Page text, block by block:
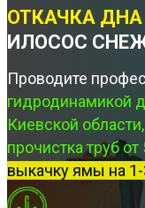
ОТКАЧКА
ИЛОСОС
Проводите
гидродинамикой
Киевской области,
прочистка труб
выкачку ямы на